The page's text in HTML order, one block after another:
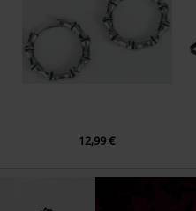
12,99 €